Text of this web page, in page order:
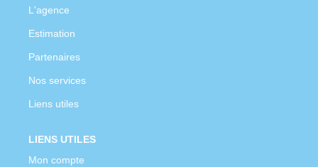
L'agence
Estimation
Partenaires
Nos services
Liens utiles
LIENS UTILES
Mon compte